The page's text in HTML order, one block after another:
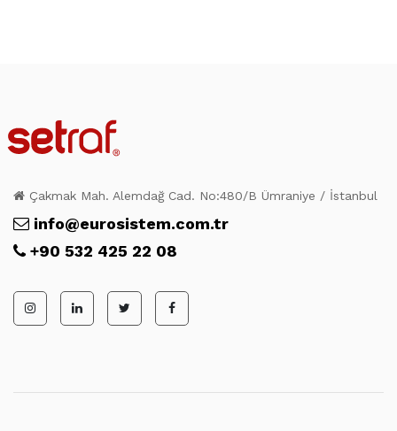
Çakmak Mah. Alemdağ Cad. No:480/B Ümraniye / İstanbul
info@eurosistem.com.tr
+90 532 425 22 08